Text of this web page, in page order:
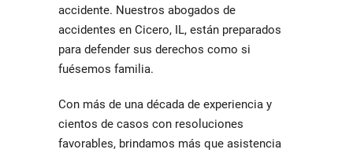
accidente. Nuestros abogados de
accidentes en Cicero, IL, están preparados
para defender sus derechos como si
fuésemos familia.
Con más de una década de experiencia y
cientos de casos con resoluciones
favorables, brindamos más que asistencia